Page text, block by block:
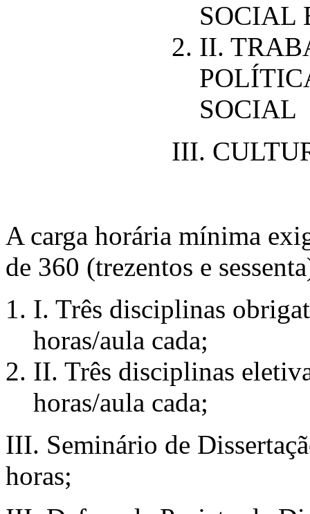
SOCIAL
II.
SOCIAL
III.
A carga horária mínima
de 360 (trezentos e
I. Três disciplinas
horas/aula cada;
II. Três disciplinas
horas/aula cada;
III. Seminário de
horas;